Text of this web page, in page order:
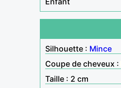
Silhouette : Mince
Coupe de cheveux :
Taille : 2 cm